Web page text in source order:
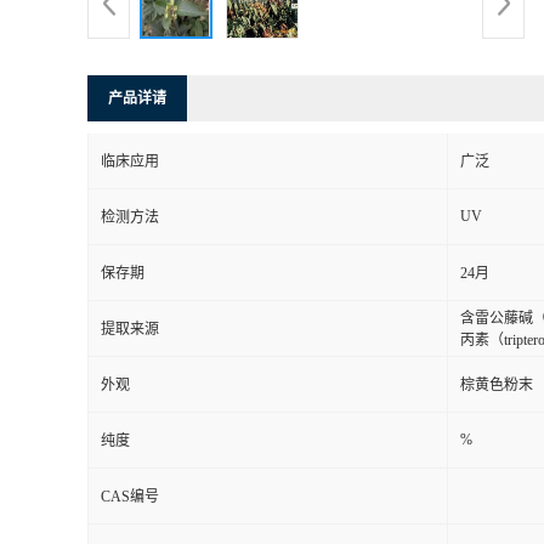
产品详请
临床应用 广泛
检测方法 UV
保存期 24月
提取来源
含雷公藤碱
丙素（
外观 棕黄色粉末
纯度 %
CAS编号